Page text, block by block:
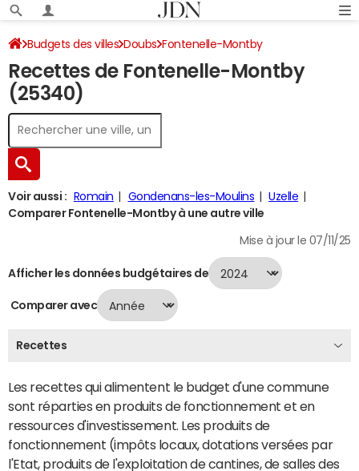
Budgets des villes Doubs Fontenelle-Montby
Recettes 2024
Recettes de Fontenelle-Montby
(25340)
Voir aussi : Romain Gondenans-les-Moulins
Uzelle
Comparer Fontenelle-Montby à une autre ville
Mise à jour le 07/11/25
Afficher les données budgétaires de
Comparer avec
Recettes
Les recettes qui alimentent le budget d'une commune
sont réparties en produits de fonctionnement et en
ressources d'investissement. Les produits de
fonctionnement (impôts locaux, dotations versées par
l'Etat, produits de l'exploitation de cantines, de salles des